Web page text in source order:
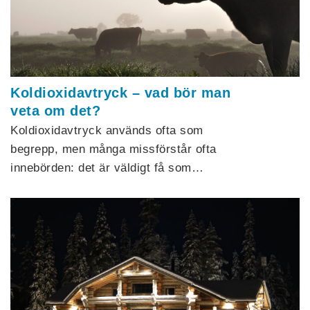
Koldioxidavtryck – vad bör man
veta om det?
Koldioxidavtryck används ofta som
begrepp, men många missförstår ofta
innebörden: det är väldigt få som…